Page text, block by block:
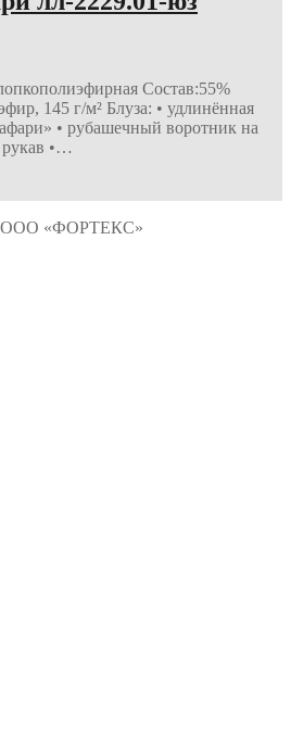
Состав:55%
145 г/м² Блуза: • удлинённая
• рубашечный воротник на
рукав •…
ООО «ФОРТЕКС»